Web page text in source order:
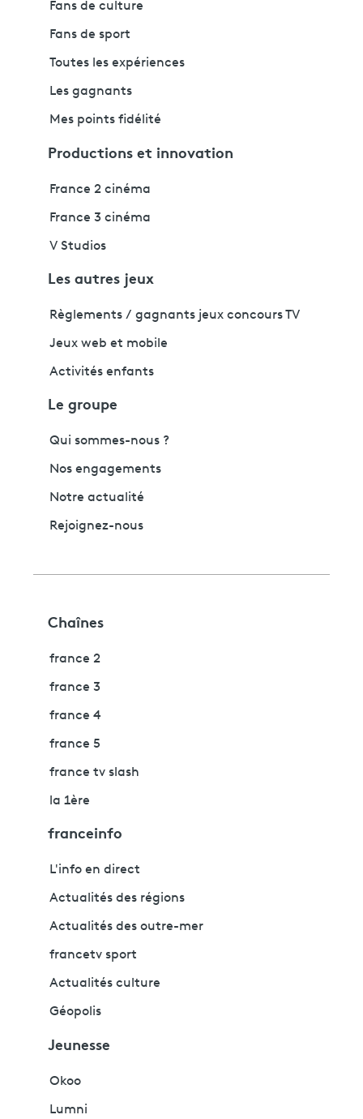
Fans de culture
Fans de sport
Toutes les expériences
Les gagnants
Mes points fidélité
Productions et innovation
France 2 cinéma
France 3 cinéma
V Studios
Les autres jeux
Règlements / gagnants jeux concours TV
Jeux web et mobile
Activités enfants
Le groupe
Qui sommes-nous ?
Nos engagements
Notre actualité
Rejoignez-nous
Chaînes
france 2
france 3
france 4
france 5
france tv slash
la 1ère
franceinfo
L'info en direct
Actualités des régions
Actualités des outre-mer
francetv sport
Actualités culture
Géopolis
Jeunesse
Okoo
Lumni